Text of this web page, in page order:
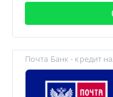
Почта Банк - кредит